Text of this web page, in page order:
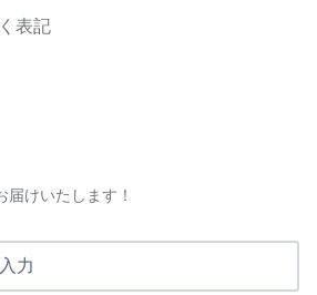
表記
届けいたします！